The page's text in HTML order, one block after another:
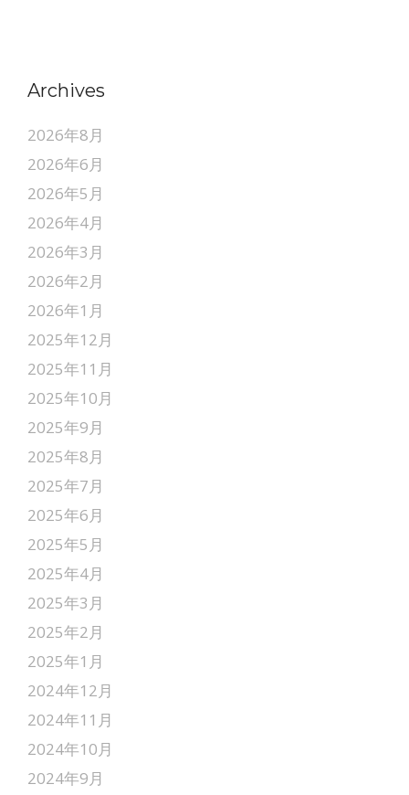
Archives
2026年8月
2026年6月
2026年5月
2026年4月
2026年3月
2026年2月
2026年1月
2025年12月
2025年11月
2025年10月
2025年9月
2025年8月
2025年7月
2025年6月
2025年5月
2025年4月
2025年3月
2025年2月
2025年1月
2024年12月
2024年11月
2024年10月
2024年9月